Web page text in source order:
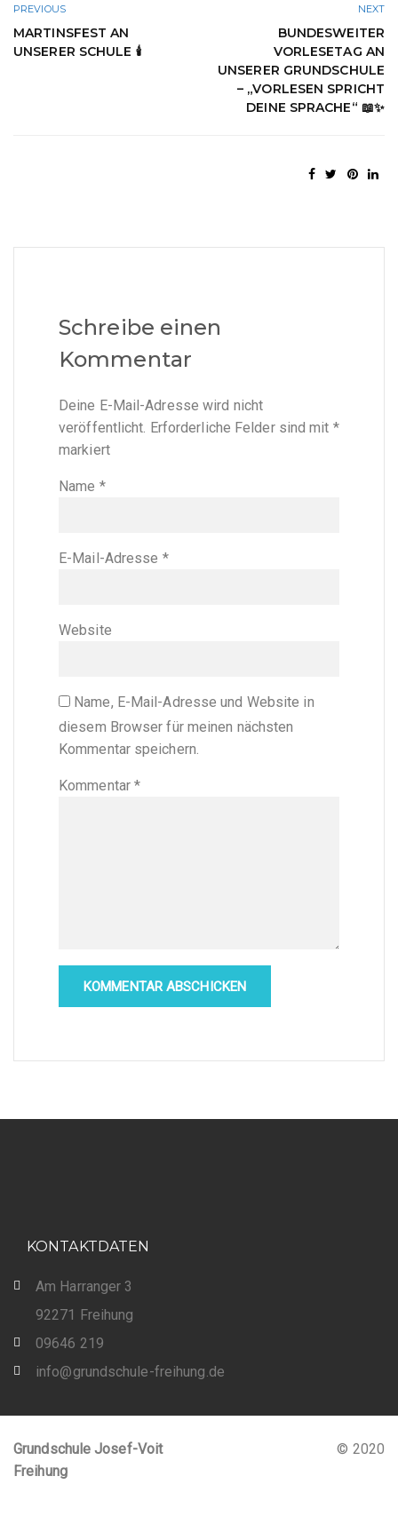
PREVIOUS
MARTINSFEST AN
UNSERER SCHULE 🕯️
NEXT
BUNDESWEITER
VORLESETAG AN
UNSERER GRUNDSCHULE
– „VORLESEN SPRICHT
DEINE SPRACHE“ 📖✨
Schreibe einen
Kommentar
Deine E-Mail-Adresse wird nicht
veröffentlicht. Erforderliche Felder sind mit *
markiert
Name *
E-Mail-Adresse *
Website
Name, E-Mail-Adresse und Website in
diesem Browser für meinen nächsten
Kommentar speichern.
Kommentar *
KONTAKTDATEN
Am Harranger 3
92271 Freihung
09646 219
info@grundschule-freihung.de
Grundschule Josef-Voit
Freihung
© 2020